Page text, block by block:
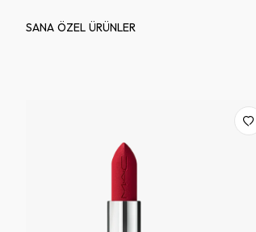
SANA ÖZEL ÜRÜNLER